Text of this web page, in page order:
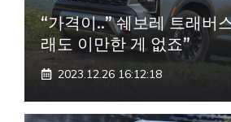
“가격이..” 쉐보레 트래버
래도 이만한 게 없죠”
2023.12.26 16:12:18